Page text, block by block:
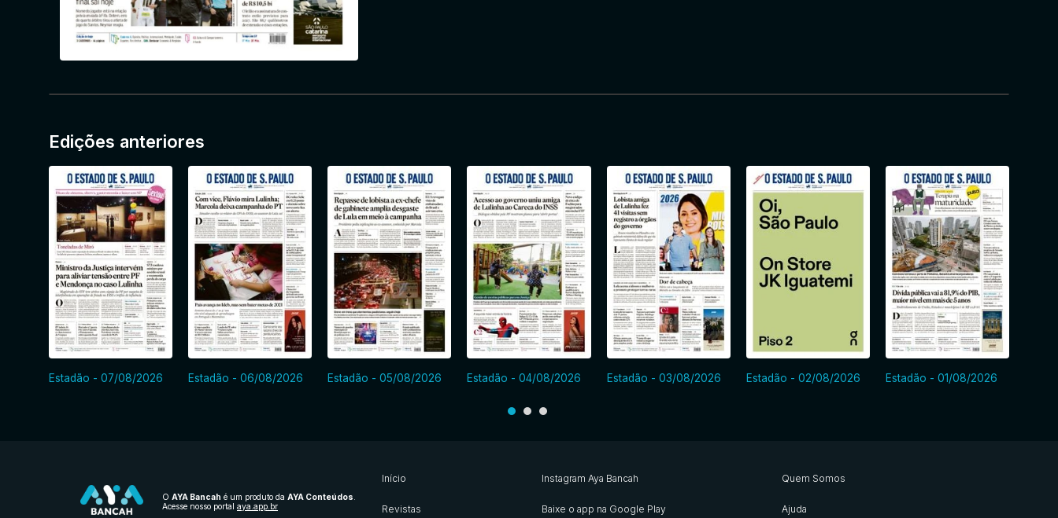
Edições anteriores
Estadão - 07/08/2026 Estadão - 06/08/2026 Estadão - 05/08/2026 Estadão - 04/08/2026 Estadão - 03/08/2026 Estadão - 02/08/2026 Estadão - 01/08/2026
O AYA Bancah é um produto da AYA Conteúdos
Acesse nosso portal aya.app.br
Início
Revistas
Instagram Aya Bancah
Baixe o app na Google Play
Quem Somos
Ajuda